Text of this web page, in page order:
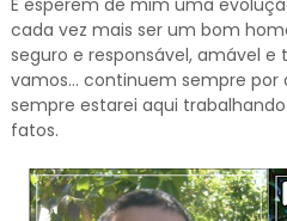
cada vez mais ser um bom
seguro e responsável, amável e
vamos... continuem sempre por
sempre estarei aqui
fatos.